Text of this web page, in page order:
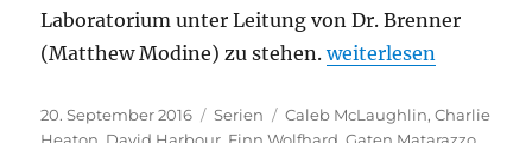
Laboratorium unter Leitung von Dr. Brenner
(Matthew Modine) zu stehen.„Stranger Things“
weiterlesen
Veröffentlicht
am
20. September 2016 Kategorien
Serien Schlagwörter
Caleb McLaughlin,Charlie